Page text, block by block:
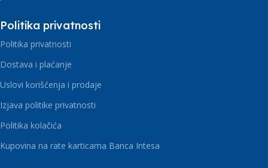
Politika privatnosti
Politika privatnosti
Dostava i plaćanje
Uslovi korišćenja i prodaje
Izjava politike privatnosti
Politika kolačića
Kupovina na rate karticama Banca Intesa